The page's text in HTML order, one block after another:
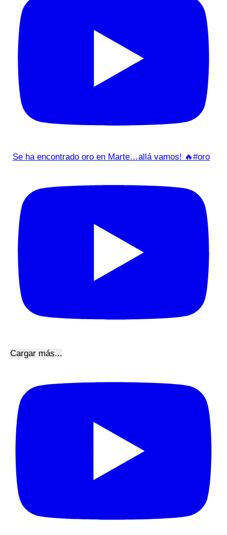
Se ha encontrado oro en Marte…allá vamos! 🔥#oro
Cargar más...